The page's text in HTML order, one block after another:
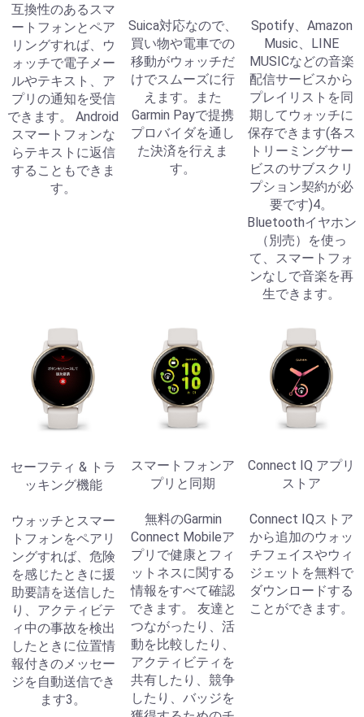
互換性のあるスマ
ートフォンとペア
リングすれば、ウ
ォッチで電子メー
ルやテキスト、ア
プリの通知を受信
できます。 Android
スマートフォンな
らテキストに返信
することもできま
す。
Suica対応なので、
買い物や電車での
移動がウォッチだ
けでスムーズに行
えます。また
Garmin Payで提携
プロバイダを通し
た決済を行えま
す。
Spotify、Amazon
Music、LINE
MUSICなどの音楽
配信サービスから
プレイリストを同
期してウォッチに
保存できます(各ス
トリーミングサー
ビスのサブスクリ
プション契約が必
要です)4。
Bluetoothイヤホン
（別売）を使っ
て、スマートフォ
ンなしで音楽を再
生できます。
セーフティ & トラ
ッキング機能
ウォッチとスマー
トフォンをペアリ
ングすれば、危険
を感じたときに援
助要請を送信した
り、アクティビテ
ィ中の事故を検出
したときに位置情
報付きのメッセー
ジを自動送信でき
ます3。
スマートフォンア
プリと同期
無料のGarmin
Connect Mobileア
プリで健康とフィ
ットネスに関する
情報をすべて確認
できます。 友達と
つながったり、活
動を比較したり、
アクティビティを
共有したり、競争
したり、バッジを
Connect IQ アプリ
ストア
Connect IQストア
から追加のウォッ
チフェイスやウィ
ジェットを無料で
ダウンロードする
ことができます。